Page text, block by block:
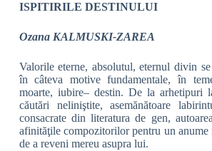
ISPITIRILE DESTINULUI
Ozana KALMUSKI-ZAREA
Valorile eterne, absolutul, eternul divin
în câteva motive fundamentale, în
moarte, iubire– destin. De la arhetipuri
căutări neliniştite, asemănătoare
consacrate din literatura de gen,
afinităţile compozitorilor pentru un anume
de a reveni mereu asupra lui.